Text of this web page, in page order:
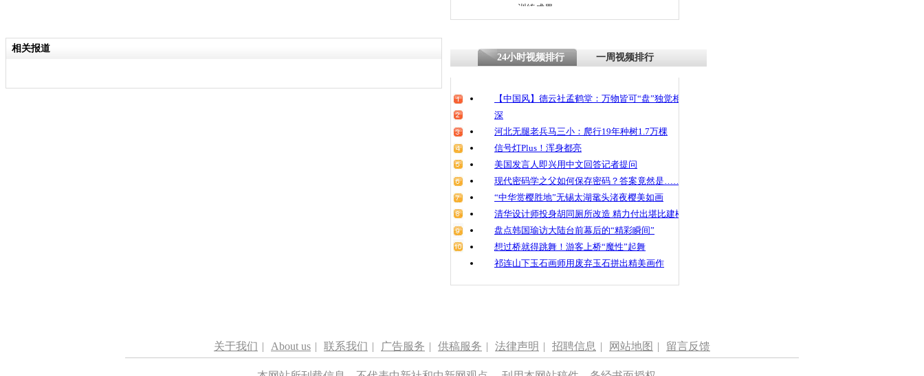
四川兴文苗乡上万人欢
魂
数千名学生拼出人体二
维码
训练成果
相关报道
24小时视频排行
一周视频排行
【中国风】德云社孟鹤堂：万物皆可“盘”独觉相声
深
河北无腿老兵马三小：爬行19年种树1.7万棵
信号灯Plus！浑身都亮
美国发言人即兴用中文回答记者提问
现代密码学之父如何保存密码？答案竟然是……
“中华赏樱胜地”无锡太湖鼋头渚夜樱美如画
清华设计师投身胡同厕所改造 精力付出堪比建楼
盘点韩国瑜访大陆台前幕后的“精彩瞬间”
想过桥就得跳舞！游客上桥“魔性”起舞
祁连山下玉石画师用废弃玉石拼出精美画作
关于我们 | About us | 联系我们 | 广告服务 | 供稿服务 | 法律声明 | 招聘信息 | 网站地图 | 留言反馈